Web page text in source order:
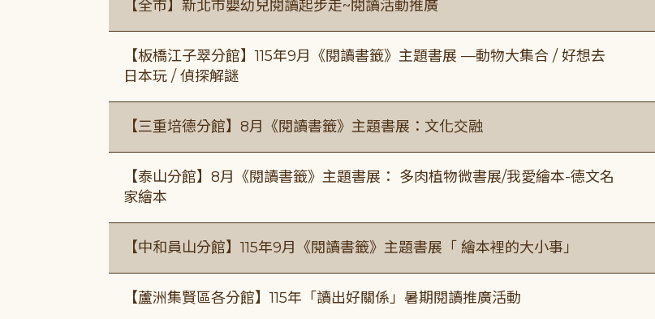
【全市】新北市嬰幼兒閱讀起步走~閱讀活動推廣
【板橋江子翠分館】115年9月《閱讀書籤》主題書展 —動物大集合 / 好想去
日本玩 / 偵探解謎
【三重培德分館】8月《閱讀書籤》主題書展：文化交融
【泰山分館】8月《閱讀書籤》主題書展： 多肉植物微書展/我愛繪本-德文名
家繪本
【中和員山分館】115年9月《閱讀書籤》主題書展「 繪本裡的大小事」
【蘆洲集賢區各分館】115年「讀出好關係」暑期閱讀推廣活動